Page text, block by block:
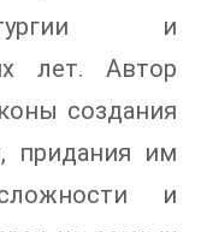
и
лет. Автор
создания
придания им
и